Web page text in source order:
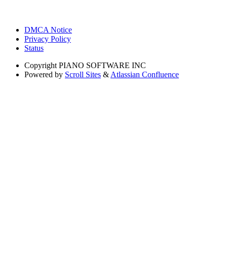
DMCA Notice
Privacy Policy
Status
Copyright PIANO SOFTWARE INC
Powered by Scroll Sites & Atlassian Confluence